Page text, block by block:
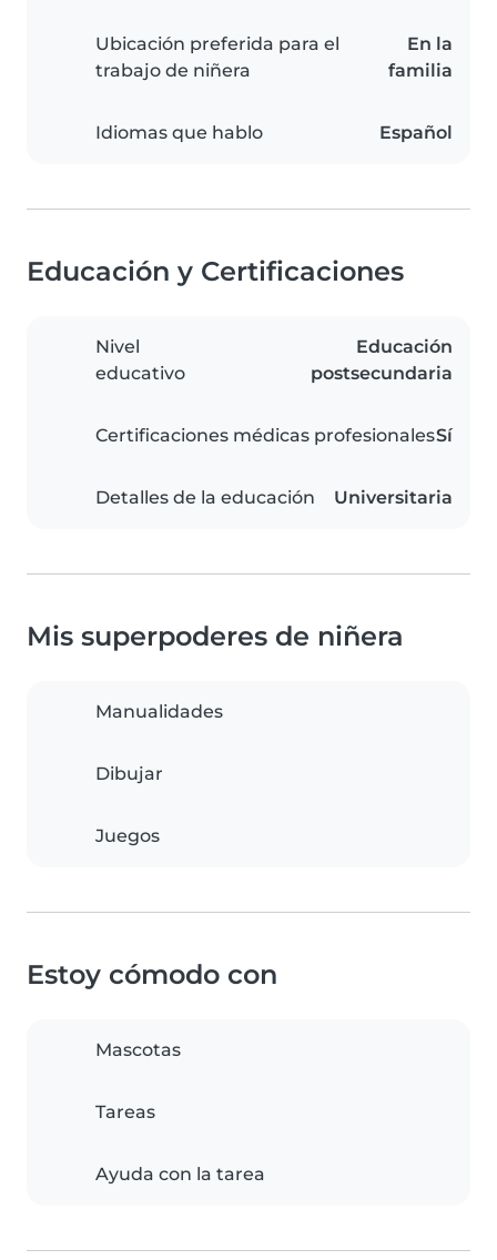
Ubicación preferida para el
trabajo de niñera
En la
familia
Idiomas que hablo Español
Educación y Certificaciones
Nivel
educativo
Educación
postsecundaria
Certificaciones médicas profesionalesSí
Detalles de la educación Universitaria
Mis superpoderes de niñera
Manualidades
Dibujar
Juegos
Estoy cómodo con
Mascotas
Tareas
Ayuda con la tarea